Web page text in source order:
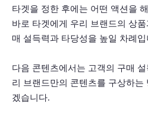
타겟을 정한 후에는 어떤 액션을
바로 타겟에게 우리 브랜드의 상
매 설득력과 타당성을 높일 차례입
다음 콘텐츠에서는 고객의 구매
리 브랜드만의 콘텐츠를 구상하
겠습니다.